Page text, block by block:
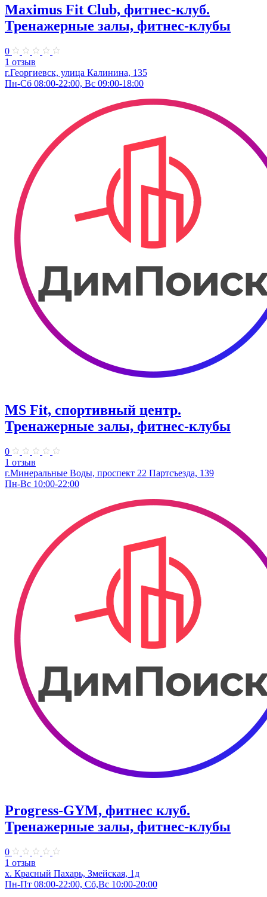
Maximus Fit Club, фитнес-клуб.
Тренажерные залы, фитнес-клубы
0
1 отзыв
г.Георгиевск, улица Калинина, 135
Пн-Сб 08:00-22:00, Вс 09:00-18:00
MS Fit, спортивный центр.
Тренажерные залы, фитнес-клубы
0
1 отзыв
г.Минеральные Воды, проспект 22 Партсъезда, 139
Пн-Вс 10:00-22:00
Progress-GYM, фитнес клуб.
Тренажерные залы, фитнес-клубы
0
1 отзыв
х. Красный Пахарь, Змейская, 1д
Пн-Пт 08:00-22:00, Сб,Вс 10:00-20:00